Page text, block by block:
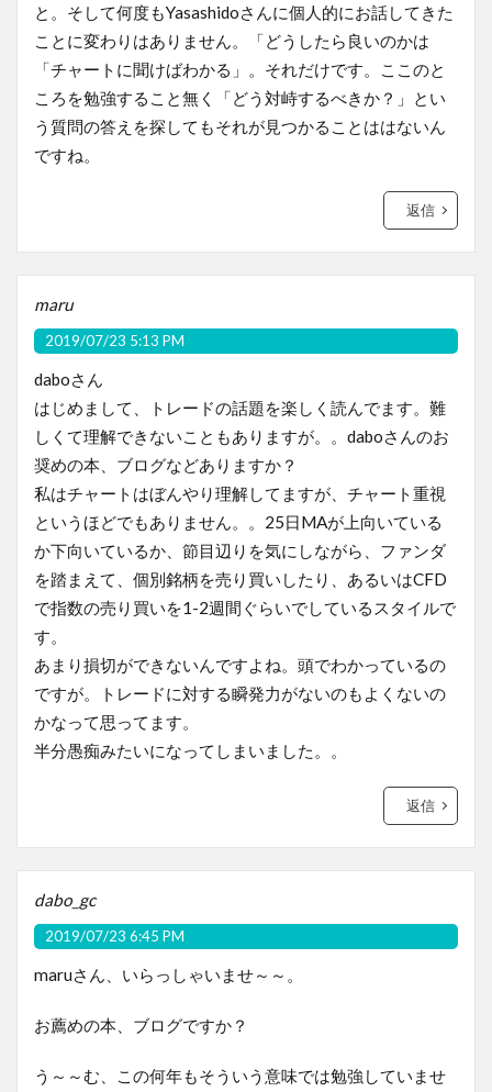
と。そして何度もYasashidoさんに個人的にお話してきた
ことに変わりはありません。「どうしたら良いのかは
「チャートに聞けばわかる」。それだけです。ここのと
ころを勉強すること無く「どう対峙するべきか？」とい
う質問の答えを探してもそれが見つかることははないん
ですね。
返信
maru
2019/07/23 5:13 PM
daboさん
はじめまして、トレードの話題を楽しく読んでます。難
しくて理解できないこともありますが。。daboさんのお
奨めの本、ブログなどありますか？
私はチャートはぼんやり理解してますが、チャート重視
というほどでもありません。。25日MAが上向いている
か下向いているか、節目辺りを気にしながら、ファンダ
を踏まえて、個別銘柄を売り買いしたり、あるいはCFD
で指数の売り買いを1-2週間ぐらいでしているスタイルで
す。
あまり損切ができないんですよね。頭でわかっているの
ですが。トレードに対する瞬発力がないのもよくないの
かなって思ってます。
半分愚痴みたいになってしまいました。。
返信
dabo_gc
2019/07/23 6:45 PM
maruさん、いらっしゃいませ～～。
お薦めの本、ブログですか？
う～～む、この何年もそういう意味では勉強していませ